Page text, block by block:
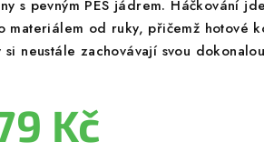
s pevným PES jádrem. Háčkování
materiálem od ruky, přičemž hotové
si neustále zachovávají svou
Kč